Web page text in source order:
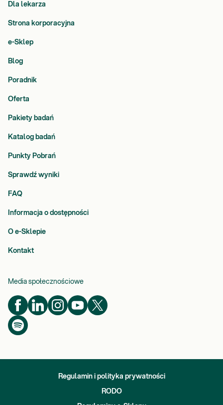
Dla lekarza
Strona korporacyjna
e-Sklep
Blog
Poradnik
Oferta
Pakiety badań
Katalog badań
Punkty Pobrań
Sprawdź wyniki
FAQ
Informacja o dostępności
O e-Sklepie
Kontakt
Media społecznościowe
Regulamin i polityka prywatności
RODO